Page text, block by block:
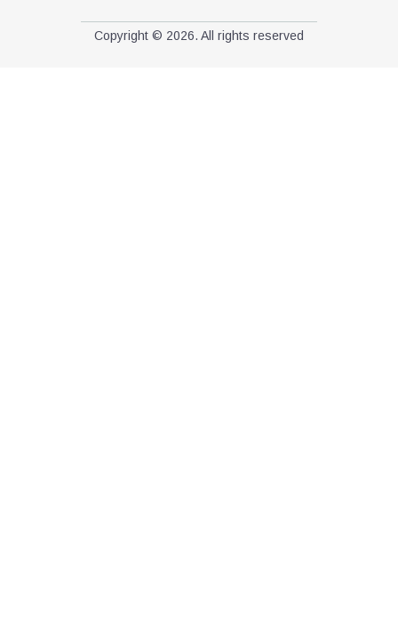
Copyright © 2026. All rights reserved